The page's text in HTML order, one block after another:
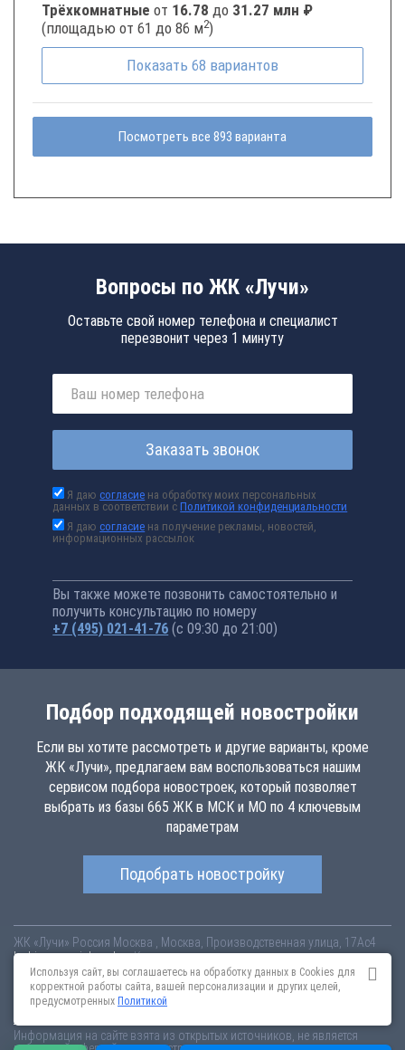
Трёхкомнатные от 16.78 до 31.27 млн ₽
(площадью от 61 до 86 м2)
Показать 68 вариантов
Посмотреть все 893 варианта
Вопросы по ЖК «Лучи»
Оставьте свой номер телефона и специалист
перезвонит через 1 минуту
Заказать звонок
Я даюсогласие на обработку моих персональных
данных в соответствии сПолитикой конфиденциальности
Я даюсогласие на получение рекламы, новостей,
информационных рассылок
Вы также можете позвонить самостоятельно и
получить консультацию по номеру
+7 (495) 021-41-76 (с 09:30 до 21:00)
Подбор подходящей новостройки
Если вы хотите рассмотреть и другие варианты, кроме
ЖК «Лучи», предлагаем вам воспользоваться нашим
сервисом подбора новостроек, который позволяет
выбрать из базы 665 ЖК в МСК и МО по 4 ключевым
параметрам
Подобрать новостройку
ЖК «Лучи» Россия Москва
, Москва, Производственная улица, 17Ас4
luchi.novopoisk.msk.ruКупить квартиру в новом жилом комплексе
«Лучи» от «ЛСР. Недвижимость - Москва» в районе Солнцево. Квартиры
различных планировок от 7.57 млн рублей!
Информация на сайте взята из открытых источников, не является
Используя сайт, вы соглашаетесь на обработку данных в Cookies для
корректной работы сайта, вашей персонализации и других целей,
предусмотренных Политикой